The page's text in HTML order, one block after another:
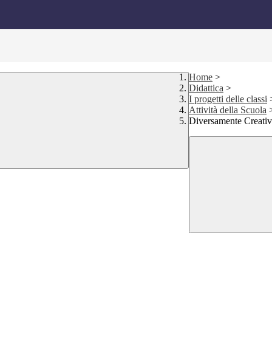
Home >
Didattica >
I progetti delle classi
Attività della Scuola
Diversamente